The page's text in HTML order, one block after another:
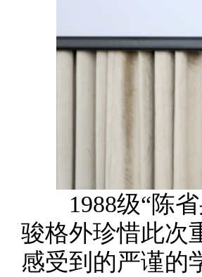
1988级“陈省
骏格外珍惜此次
感受到的严谨的